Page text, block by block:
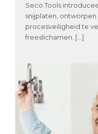
Seco Tools
snijplaten,
procesveiligheid te
freeslichamen. […]